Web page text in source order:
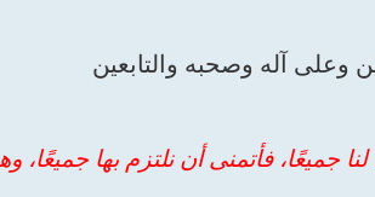
وعلى آله وصحبه والتابعين
فأتمنى أن نلتزم بها جميعًا،